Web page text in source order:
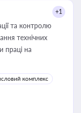
+1
та контролю
технічних
праці на
комплекс